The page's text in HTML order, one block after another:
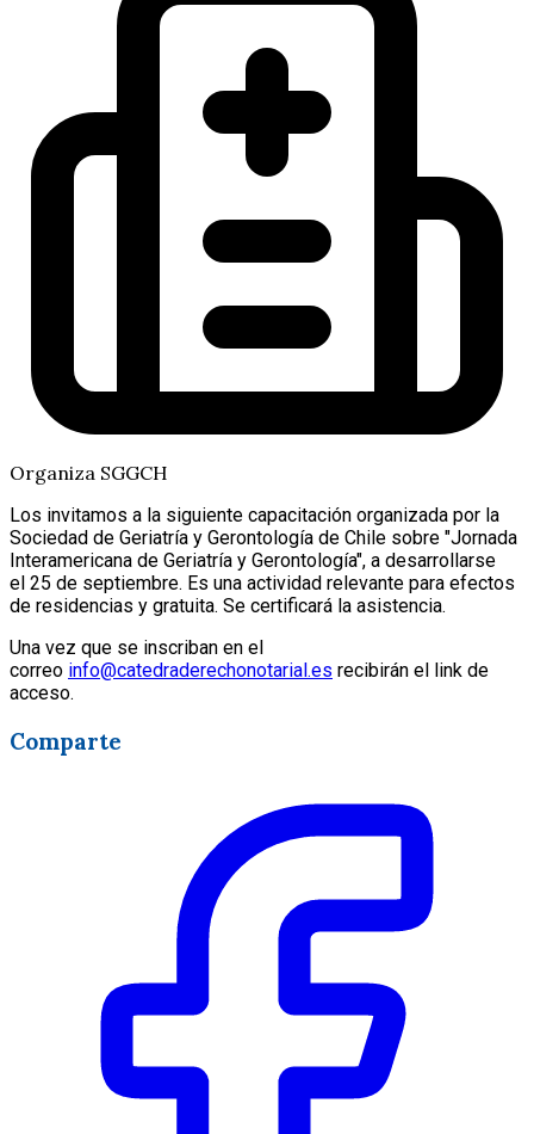
Organiza SGGCH
Los invitamos a la siguiente capacitación organizada por la
Sociedad de Geriatría y Gerontología de Chile sobre "Jornada
Interamericana de Geriatría y Gerontología", a desarrollarse
el 25 de septiembre. Es una actividad relevante para efectos
de residencias y gratuita. Se certificará la asistencia.
Una vez que se inscriban en el
correo info@catedraderechonotarial.es recibirán el link de
acceso.
Comparte